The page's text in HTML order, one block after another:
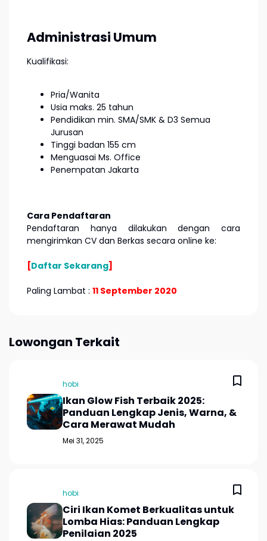
Administrasi Umum
Kualifikasi:
Pria/Wanita
Usia maks. 25 tahun
Pendidikan min. SMA/SMK & D3 Semua
Jurusan
Tinggi badan 155 cm
Menguasai Ms. Office
Penempatan Jakarta
Cara Pendaftaran
Pendaftaran hanya dilakukan dengan cara
mengirimkan CV dan Berkas secara online ke:
[Daftar Sekarang]
Paling Lambat : 11 September 2020
Lowongan Terkait
hobi
Ikan Glow Fish Terbaik 2025:
Panduan Lengkap Jenis, Warna, &
Cara Merawat Mudah
Mei 31, 2025
hobi
Ciri Ikan Komet Berkualitas untuk
Lomba Hias: Panduan Lengkap
Penilaian 2025